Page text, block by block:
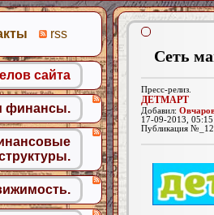
Сеть
Пресс-релиз.
ДЕТМАРТ
Добавил:
17-09-2013,
Публикация
rss
сайта
финансы.